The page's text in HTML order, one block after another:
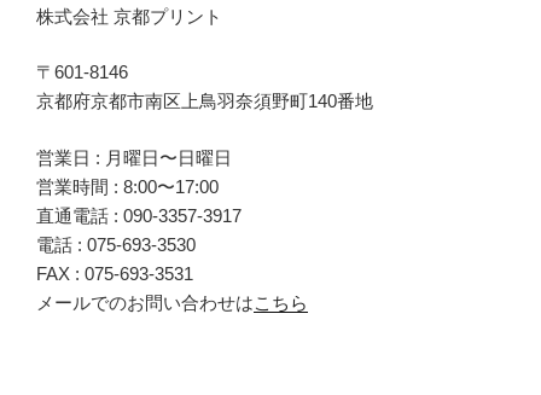
株式会社 京都プリント
〒601-8146
京都府京都市南区上鳥羽奈須野町140番地
営業日 : 月曜日〜日曜日
営業時間 : 8:00〜17:00
直通電話 : 090-3357-3917
電話 : 075-693-3530
FAX : 075-693-3531
メールでのお問い合わせはこちら